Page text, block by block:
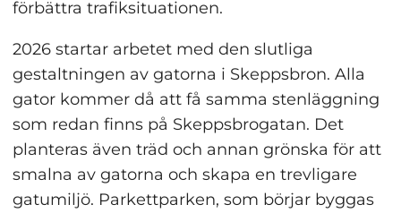
förbättra trafiksituationen.
2026 startar arbetet med den slutliga
gestaltningen av gatorna i Skeppsbron. Alla
gator kommer då att få samma stenläggning
som redan finns på Skeppsbrogatan. Det
planteras även träd och annan grönska för att
smalna av gatorna och skapa en trevligare
gatumiljö. Parkettparken, som börjar byggas